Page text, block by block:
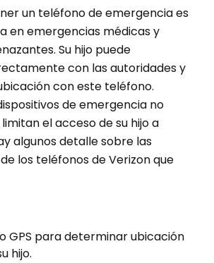
un teléfono de emergencia es
en emergencias médicas y
Su hijo puede
con las autoridades y
con este teléfono.
de emergencia no
el acceso de su hijo a
algunos detalle sobre las
los teléfonos de Verizon que
GPS para determinar ubicación
hijo.